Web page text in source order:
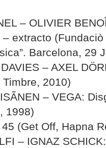
– OLIVIER
extracto (Fundaciò
Barcelona, 29
– AXEL
2010)
– VEGA:
1998)
(Get Off, Hapna
– IGNAZ